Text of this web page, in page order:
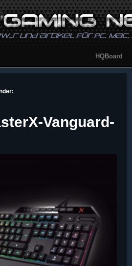
HQBoard
Vanguard-